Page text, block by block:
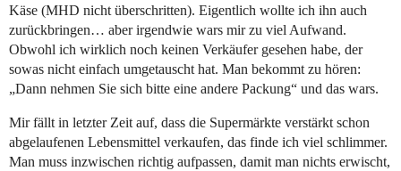
Käse (MHD nicht überschritten). Eigentlich wollte ich ihn auch
zurückbringen… aber irgendwie wars mir zu viel Aufwand.
Obwohl ich wirklich noch keinen Verkäufer gesehen habe, der
sowas nicht einfach umgetauscht hat. Man bekommt zu hören:
„Dann nehmen Sie sich bitte eine andere Packung“ und das wars.
Mir fällt in letzter Zeit auf, dass die Supermärkte verstärkt schon
abgelaufenen Lebensmittel verkaufen, das finde ich viel schlimmer.
Man muss inzwischen richtig aufpassen, damit man nichts erwischt,